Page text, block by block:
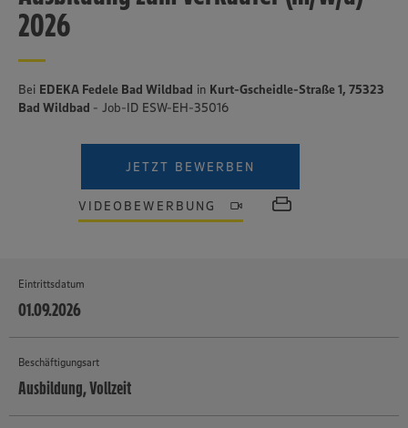
2026
Bei EDEKA Fedele Bad Wildbad in Kurt-Gscheidle-Straße 1, 75323
Bad Wildbad - Job-ID ESW-EH-35016
JETZT BEWERBEN
VIDEOBEWERBUNG
Eintrittsdatum
01.09.2026
Beschäftigungsart
Ausbildung, Vollzeit